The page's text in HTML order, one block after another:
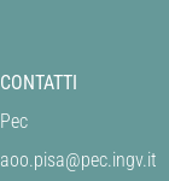
CONTATTI
Pec
aoo.pisa@pec.ingv.it